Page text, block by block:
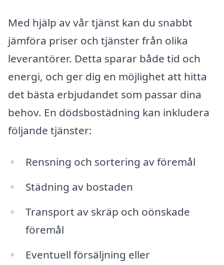
Med hjälp av vår tjänst kan du snabbt
jämföra priser och tjänster från olika
leverantörer. Detta sparar både tid och
energi, och ger dig en möjlighet att hitta
det bästa erbjudandet som passar dina
behov. En dödsbostädning kan inkludera
följande tjänster:
Rensning och sortering av föremål
Städning av bostaden
Transport av skräp och oönskade
föremål
Eventuell försäljning eller